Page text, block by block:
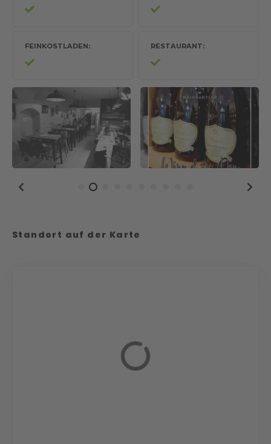
FEINKOSTLADEN RESTAURANT
Standort auf der Karte